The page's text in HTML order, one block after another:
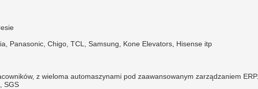
Panasonic, Chigo, TCL, Samsung, Kone Elevators, Hisense itp
z wieloma automaszynami pod zaawansowanym zarządzaniem ERP.
SGS